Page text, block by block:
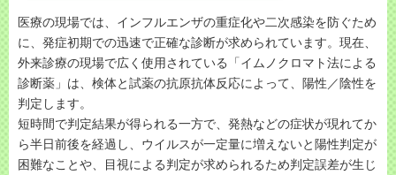
医療の現場では、インフルエンザの重症化や二次感染を防ぐため
に、発症初期での迅速で正確な診断が求められています。現在、
外来診療の現場で広く使用されている「イムノクロマト法による
診断薬」は、検体と試薬の抗原抗体反応によって、陽性／陰性を
判定します。
短時間で判定結果が得られる一方で、発熱などの症状が現れてか
ら半日前後を経過し、ウイルスが一定量に増えないと陽性判定が
困難なことや、目視による判定が求められるため判定誤差が生じ